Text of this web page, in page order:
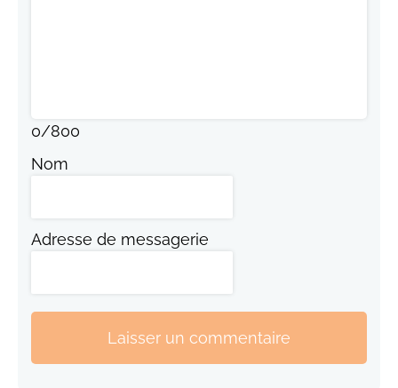
0/800
Nom
Adresse de messagerie
Laisser un commentaire